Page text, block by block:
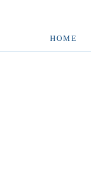
HOME